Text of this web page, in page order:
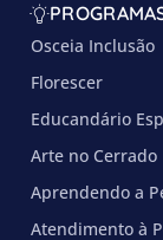
Osceia Inclusão
Florescer
Educandário
Arte no Cerrado
Aprendendo a
Atendimento à